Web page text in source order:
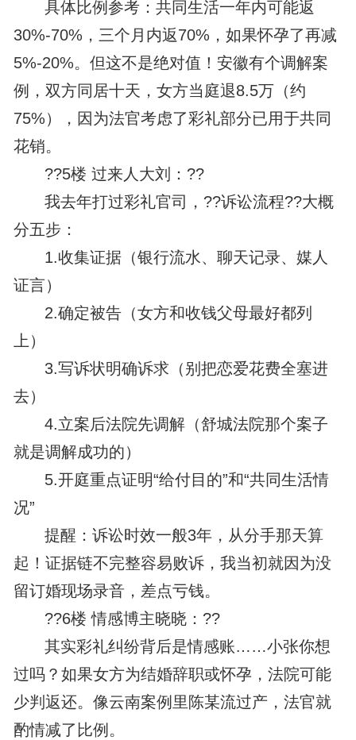
具体比例参考：共同生活一年内可能返
30%-70%，三个月内返70%，如果怀孕了再减
5%-20%。但这不是绝对值！安徽有个调解案
例，双方同居十天，女方当庭退8.5万（约
75%），因为法官考虑了彩礼部分已用于共同
花销。
??5楼 过来人大刘：??
我去年打过彩礼官司，??诉讼流程??大概
分五步：
1.收集证据（银行流水、聊天记录、媒人
证言）
2.确定被告（女方和收钱父母最好都列
上）
3.写诉状明确诉求（别把恋爱花费全塞进
去）
4.立案后法院先调解（舒城法院那个案子
就是调解成功的）
5.开庭重点证明“给付目的”和“共同生活情
况”
提醒：诉讼时效一般3年，从分手那天算
起！证据链不完整容易败诉，我当初就因为没
留订婚现场录音，差点亏钱。
??6楼 情感博主晓晓：??
其实彩礼纠纷背后是情感账……小张你想
过吗？如果女方为结婚辞职或怀孕，法院可能
少判返还。像云南案例里陈某流过产，法官就
酌情减了比例。